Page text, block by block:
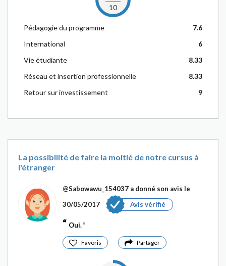
10
Pédagogie du programme
7.6
International
6
Vie étudiante
8.33
Réseau et insertion professionnelle
8.33
Retour sur investissement
9
La possibilité de faire la moitié de notre cursus à
l'étranger
@Sabowawu_154037 a donné son avis le
30/05/2017
Avis vérifié
Oui.
Favoris Partager